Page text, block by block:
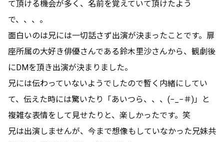
て頂ける機会が多く、名前を覚えていて頂けたよう
で、、、。
面白いのは兄には一切話さず出演が決まったことです。扉
座所属の大好き俳優さんである鈴木里沙さんから、観劇後
にDMを頂き出演が決まりました。
兄には伝わっていないようでしたので暫く内緒にしてい
て、伝えた時には驚いたり「あいつら、、、(−_−＃)」と
複雑な表情をして見せたりと、楽しかったです。笑
兄は出演しませんが、今まで想像もしていなかった兄妹共